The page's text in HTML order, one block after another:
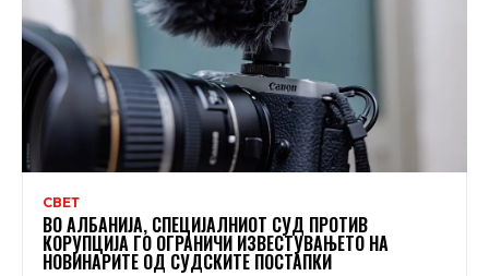
СВЕТ
ВО АЛБАНИЈА, СПЕЦИЈАЛНИОТ СУД ПРОТИВ
КОРУПЦИЈА ГО ОГРАНИЧИ ИЗВЕСТУВАЊЕТО НА
НОВИНАРИТЕ ОД СУДСКИТЕ ПОСТАПКИ